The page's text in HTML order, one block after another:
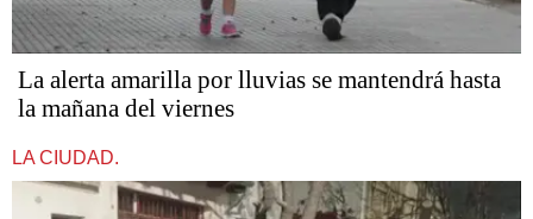
La alerta amarilla por lluvias se mantendrá hasta
la mañana del viernes
LA CIUDAD.